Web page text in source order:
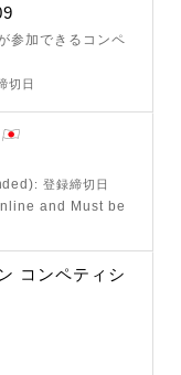
参加できるコンペ
切日
: 登録締切日
and Must be
コンペティシ